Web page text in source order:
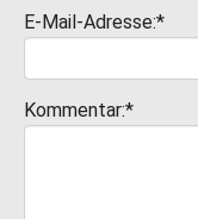
E-Mail-Adresse:*
Kommentar:*